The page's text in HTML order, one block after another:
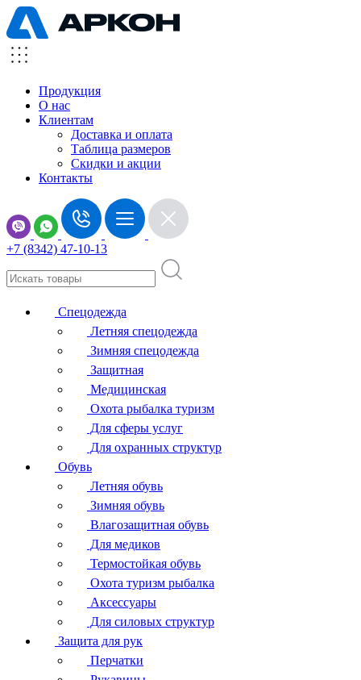
Продукция
О нас
Клиентам
Доставка и оплата
Таблица размеров
Скидки и акции
Контакты
+7 (8342) 47-10-13
Спецодежда
Летняя спецодежда
Зимняя спецодежда
Защитная
Медицинская
Охота рыбалка туризм
Для сферы услуг
Для охранных структур
Обувь
Летняя обувь
Зимняя обувь
Влагозащитная обувь
Для медиков
Термостойкая обувь
Охота туризм рыбалка
Аксессуары
Для силовых структур
Защита для рук
Перчатки